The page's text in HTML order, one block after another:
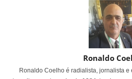
Ronaldo
Ronaldo Coelho é radialista, jornalista e